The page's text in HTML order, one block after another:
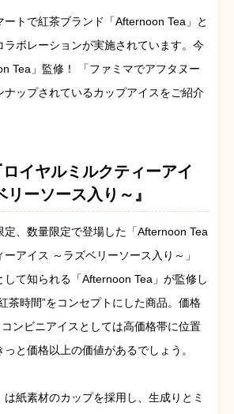
トで紅茶ブランド「Afternoon Tea」と
ラボレーションが実施されています。今
Tea」監修！ 「ファミマでアフタヌー
ナップされているカップアイスをご紹介
イヤルミルクティーアイ
リーソース入り～』
定、数量限定で登場した「Afternoon Tea
アイス ～ラズベリーソース入り～」
して知られる「Afternoon Tea」が監修し
茶時間”をコンセプトにした商品。価格
ンビニアイスとしては高価格帯に位置
と価格以上の価値があるでしょう。
紙素材のカップを採用し、生成りとミ